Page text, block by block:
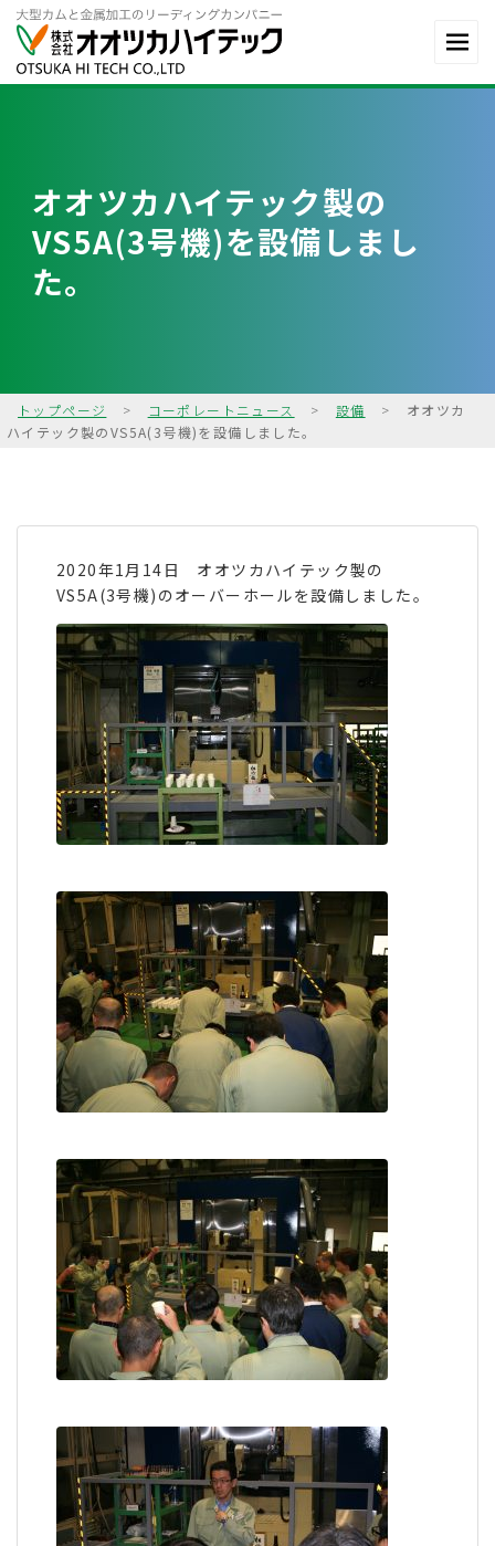
オオツカハイテック製の
VS5A(3号機)を設備しまし
た。
トップページ > コーポレートニュース > 設備 >
オオツカ
ハイテック製のVS5A(3号機)を設備しました。
2020年1月14日 オオツカハイテック製の
VS5A(3号機)のオーバーホールを設備しました。